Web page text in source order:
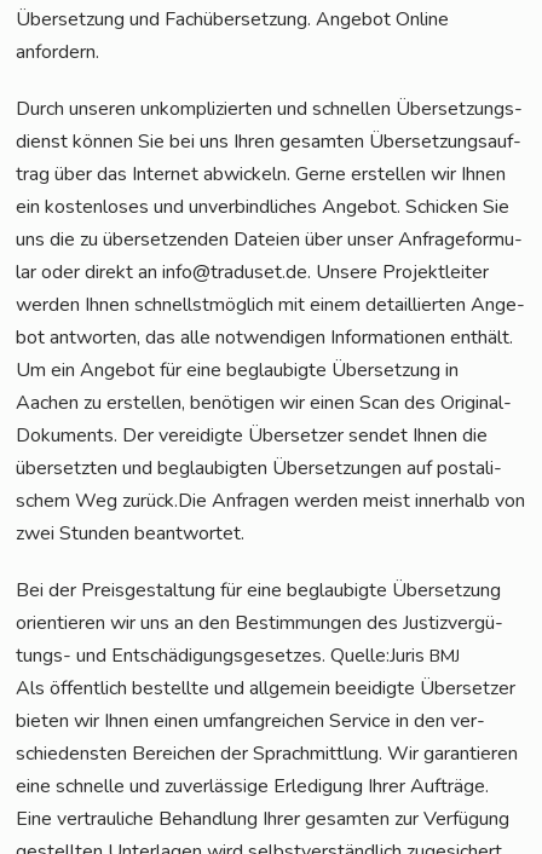
Über­set­zung und Fach­über­set­zung. Ange­bot Online
anfordern.
Durch unse­ren unkom­pli­zier­ten und schnel­len Über­set­zungs­
dienst kön­nen Sie bei uns Ihren gesam­ten Über­set­zungs­auf­
trag über das Inter­net abwi­ckeln. Ger­ne erstel­len wir Ihnen
ein kos­ten­lo­ses und unver­bind­li­ches Ange­bot. Schi­cken Sie
uns die zu über­set­zen­den Datei­en über unser Anfra­ge­for­mu­
lar oder direkt an info@traduset.de. Unse­re Pro­jekt­lei­ter
wer­den Ihnen schnellst­mög­lich mit einem detail­lier­ten Ange­
bot ant­wor­ten, das alle not­wen­di­gen Infor­ma­tio­nen ent­hält.
Um ein Ange­bot für eine beglau­big­te Über­set­zung in
Aachen zu erstel­len, benö­ti­gen wir einen Scan des Ori­gi­nal-
Doku­ments. Der ver­ei­dig­te Über­set­zer sen­det Ihnen die
über­setz­ten und beglau­big­ten Über­set­zun­gen auf pos­ta­li­
schem Weg zurück.Die Anfra­gen wer­den meist inner­halb von
zwei Stun­den beantwortet.
Bei der Preis­ge­stal­tung für eine beglau­big­te Über­set­zung
ori­en­tie­ren wir uns an den Bestim­mun­gen des Jus­tiz­ver­gü­
tungs- und Ent­schä­di­gungs­ge­set­zes. Quelle:JurisBMJ
Als öffent­lich bestell­te und all­ge­mein beei­dig­te Über­set­zer
bie­ten wir Ihnen einen umfang­rei­chen Ser­vice in den ver­
schie­dens­ten Berei­chen der Sprach­mitt­lung. Wir garan­tie­ren
eine schnel­le und zuver­läs­si­ge Erle­di­gung Ihrer Auf­trä­ge.
Eine ver­trau­li­che Behand­lung Ihrer gesam­ten zur Ver­fü­gung